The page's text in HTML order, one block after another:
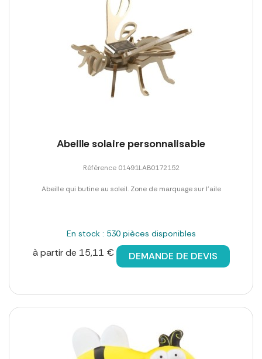
Abeille solaire personnalisable
Référence 01491LAB0172152
Abeille qui butine au soleil. Zone de marquage sur l'aile
En stock : 530 pièces disponibles
à partir de 15,11 € DEMANDE DE DEVIS